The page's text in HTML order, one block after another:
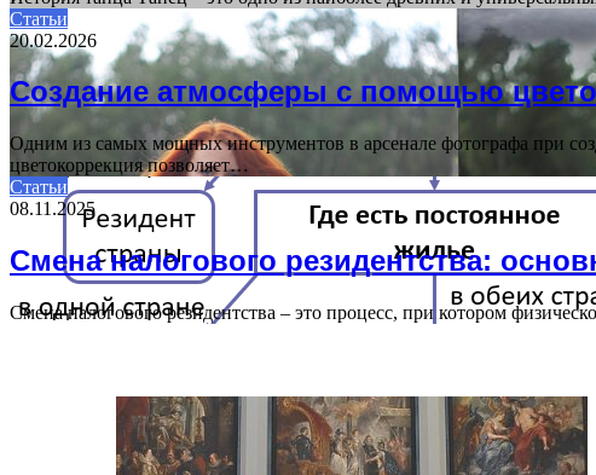
Статьи
20.02.2026
Создание атмосферы с помощью
Одним из самых мощных инструментов в арсенале фотографа при
цветокоррекция позволяет…
Статьи
08.11.2025
Смена налогового резидентства:
Смена налогового резидентства – это процесс, при котором